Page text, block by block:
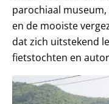
parochiaal
en de mooiste
dat zich uitstekend
fietstochten en